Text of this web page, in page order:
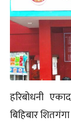
हरिबोधनी
बिहिबार